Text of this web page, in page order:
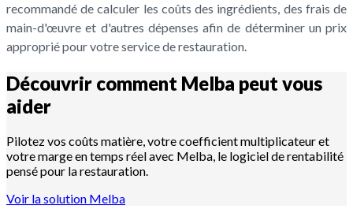
recommandé de calculer les coûts des ingrédients, des frais de
main-d'œuvre et d'autres dépenses afin de déterminer un prix
approprié pour votre service de restauration.
Découvrir comment Melba peut vous
aider
Pilotez vos coûts matière, votre coefficient multiplicateur et
votre marge en temps réel avec Melba, le logiciel de rentabilité
pensé pour la restauration.
Voir la solution Melba